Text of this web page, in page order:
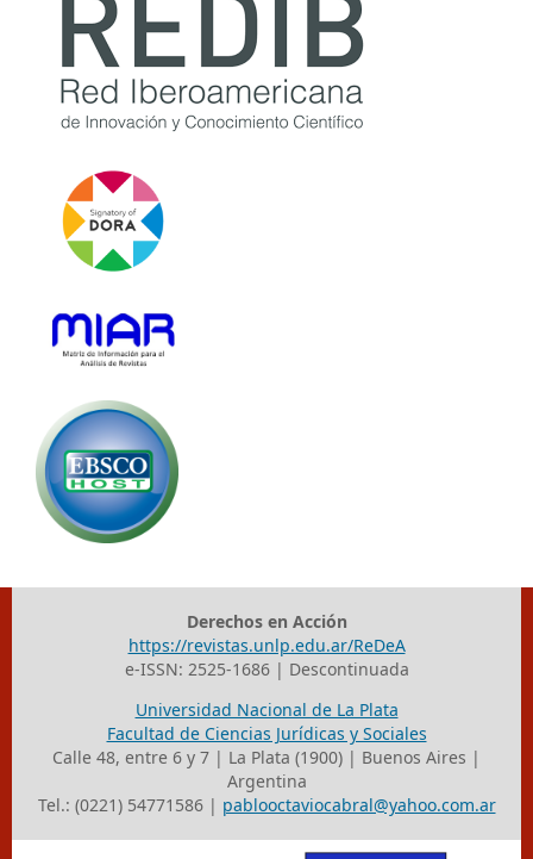
Derechos en Acción
https://revistas.unlp.edu.ar/ReDeA
e-ISSN: 2525-1686 | Descontinuada
Universidad Nacional de La Plata
Facultad de Ciencias Jurídicas y Sociales
Calle 48, entre 6 y 7 | La Plata (1900) | Buenos Aires |
Argentina
Tel.: (0221) 54771586 | pablooctaviocabral@yahoo.com.ar